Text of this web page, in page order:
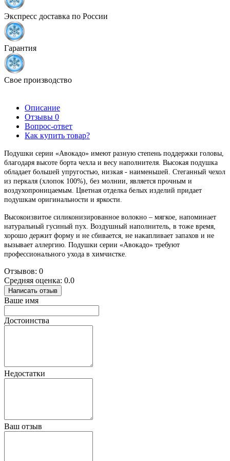
Экспресс доставка по России
Гарантия
Свое производство
Описание
Отзывы 0
Вопрос-ответ
Как купить товар?
Подушки серии «Авокадо» имеют разную степень поддержки головы,
благодаря высоте борта чехла и весу наполнителя. Высокая подушка
обладает большей упругостью, низкая - наименьшей. Стеганный чехол
из перкаля (хлопок 100%), без молнии, является прочным и
воздухопроницаемым. Цветная отделка белых изделий придает
подушкам оригинальности и яркости.
Высокоизвитое силиконизированное волокно – мягкое, напоминает
натуральный гусиный пух. Воздушный наполнитель, в тоже время,
хорошо держит форму и не сбивается, не накапливает запахов и не
вызывает аллергию. Подушки серии «Авокадо» требуют
профессионального ухода в химчистке.
Отзывов: 0
Средняя оценка: 0.0
Написать отзыв
Ваше имя
Достоинства
Недостатки
Ваш отзыв